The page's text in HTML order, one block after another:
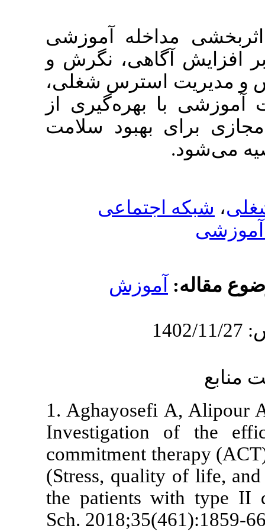
آموزشی
نگرش و
شغلی،
از
سلامت
1.
commitment
(Stress,
the patients
Sch.